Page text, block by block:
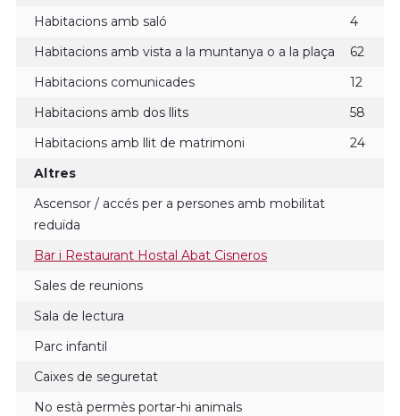
Habitacions amb saló
4
Habitacions amb vista a la muntanya o a la plaça
62
Habitacions comunicades
12
Habitacions amb dos llits
58
Habitacions amb llit de matrimoni
24
Altres
Ascensor / accés per a persones amb mobilitat
reduïda
Bar i Restaurant Hostal Abat Cisneros
Sales de reunions
Sala de lectura
Parc infantil
Caixes de seguretat
No està permès portar-hi animals